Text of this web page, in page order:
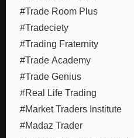
#Trade Room Plus
#Tradeciety
#Trading Fraternity
#Trade Academy
#Trade Genius
#Real Life Trading
#Market Traders Institute
#Madaz Trader